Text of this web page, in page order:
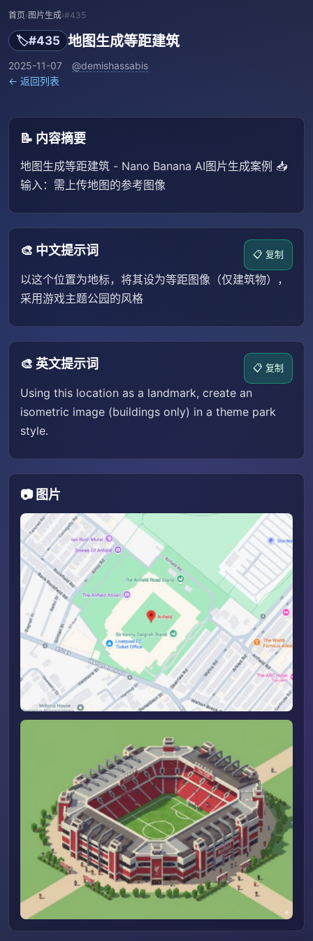
首页› 图片生成›#435
🏷️#435 地图生成等距建筑
2025-11-07 @demishassabis
← 返回列表
📝 内容摘要
地图生成等距建筑 - Nano Banana AI图片生成案例 📥
输入：需上传地图的参考图像
🎨 中文提示词 📋 复制
以这个位置为地标，将其设为等距图像（仅建筑物），
采用游戏主题公园的风格
🎨 英文提示词 📋 复制
Using this location as a landmark, create an
isometric image (buildings only) in a theme park
style.
📷 图片